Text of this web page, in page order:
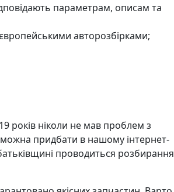
параметрам, описам та
авторозбірками;
років ніколи не мав проблем з
придбати в нашому інтернет-
проводиться розбирання